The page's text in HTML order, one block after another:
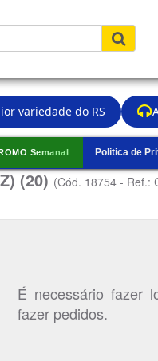
variedade do RS
Semanal Politica de
(20)(Cód. 18754 - Ref.:
É necessário fazer
fazer pedidos.